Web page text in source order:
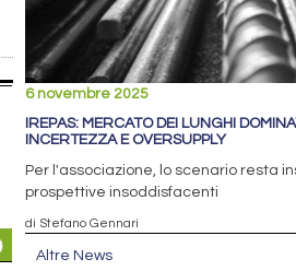
6 novembre 2025
IREPAS: MERCATO DEI LUNGHI
INCERTEZZA E OVERSUPPLY
Per l'associazione, lo scenario resta
prospettive insoddisfacenti
di Stefano Gennari
Altre News